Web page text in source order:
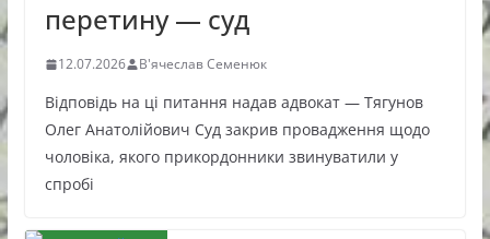
перетину — суд
12.07.2026 В'ячеслав Семенюк
Відповідь на ці питання надав адвокат — Тягунов
Олег Анатолійович Суд закрив провадження щодо
чоловіка, якого прикордонники звинуватили у
спробі